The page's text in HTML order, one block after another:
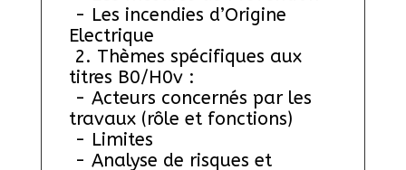
Electrique
titres B0/H0v :
travaux (rôle et fonctions)
- Limites